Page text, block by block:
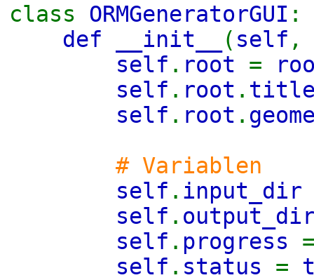
class ORMGeneratorGUI :
def __init__
( self
self . root =
self . root .
self . root .
# Variablen
self .
self .
self . progress
self . status =